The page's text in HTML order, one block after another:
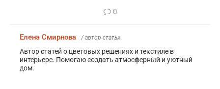
0
Елена Смирнова / автор статьи
Автор статей о цветовых решениях и текстиле в
интерьере. Помогаю создать атмосферный и уютный
дом.